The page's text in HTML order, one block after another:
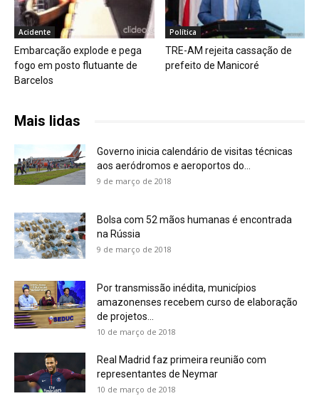
Acidente
Embarcação explode e pega
fogo em posto flutuante de
Barcelos
Política
TRE-AM rejeita cassação de
prefeito de Manicoré
Mais lidas
Governo inicia calendário de visitas técnicas
aos aeródromos e aeroportos do...
9 de março de 2018
Bolsa com 52 mãos humanas é encontrada
na Rússia
9 de março de 2018
Por transmissão inédita, municípios
amazonenses recebem curso de elaboração
de projetos...
10 de março de 2018
Real Madrid faz primeira reunião com
representantes de Neymar
10 de março de 2018